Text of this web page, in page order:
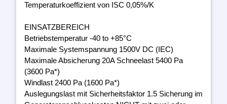
Temperaturkoeffizient von ISC 0,05%/K
EINSATZBEREICH
Betriebstemperatur -40 to +85°C
Maximale Systemspannung 1500V DC (IEC)
Maximale Absicherung 20A Schneelast 5400 Pa
(3600 Pa*)
Windlast 2400 Pa (1600 Pa*)
Auslegungslast mit Sicherheitsfaktor 1.5 Sicherung im